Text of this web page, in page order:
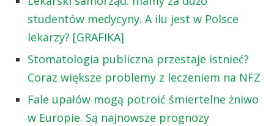
studentów medycyny. A ilu jest w Polsce
lekarzy? [GRAFIKA]
Stomatologia publiczna przestaje istnieć?
Coraz większe problemy z leczeniem na NFZ
Fale upałów mogą potroić śmiertelne żniwo
w Europie. Są najnowsze prognozy